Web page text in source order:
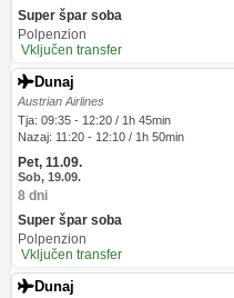
Super špar soba
Polpenzion
Vključen transfer
Dunaj
Austrian Airlines
Tja: 09:35 - 12:20 / 1h 45min
Nazaj: 11:20 - 12:10 / 1h 50min
Pet, 11.09.
Sob, 19.09.
8 dni
Super špar soba
Polpenzion
Vključen transfer
Dunaj